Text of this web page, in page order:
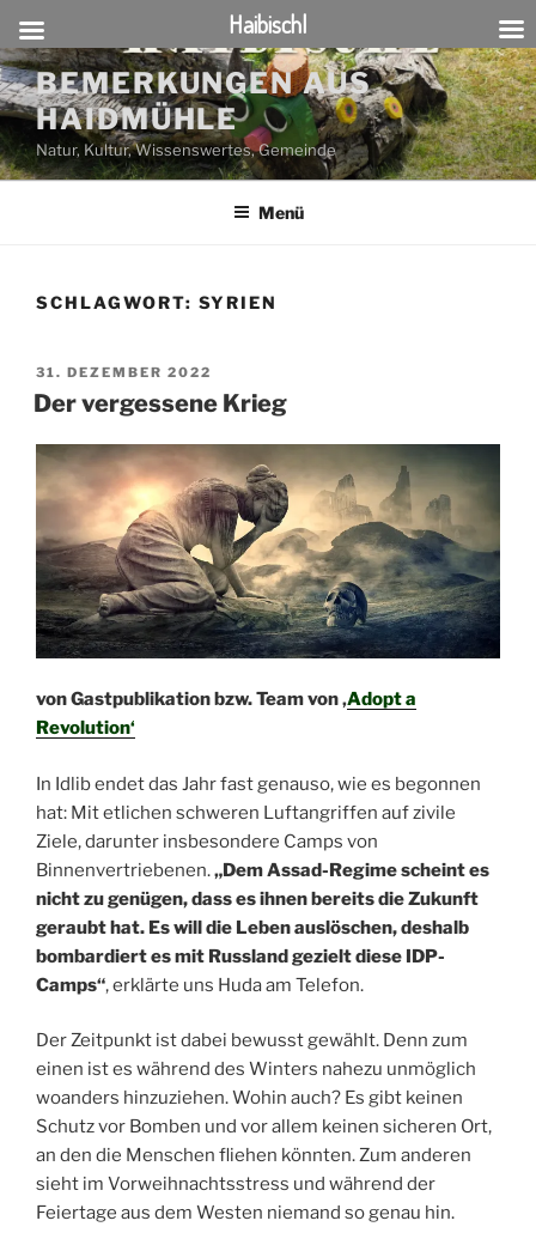
Zum
Inhalt
springen
BEMERKUNGEN AUS
HAIDMÜHLE
Natur, Kultur, Wissenswertes, Gemeinde
Menü
SCHLAGWORT: SYRIEN
VERÖFFENTLICHT
AM
31. DEZEMBER 2022
Der vergessene Krieg
von Gastpublikation bzw. Team von ‚Adopt a
Revolution‘
In Idlib endet das Jahr fast genauso, wie es begonnen
hat: Mit etlichen schweren Luftangriffen auf zivile
Ziele, darunter insbesondere Camps von
Binnenvertriebenen.„Dem Assad-Regime scheint es
nicht zu genügen, dass es ihnen bereits die Zukunft
geraubt hat. Es will die Leben auslöschen, deshalb
bombardiert es mit Russland gezielt diese IDP-
Camps“, erklärte uns Huda am Telefon.
Der Zeitpunkt ist dabei bewusst gewählt. Denn zum
einen ist es während des Winters nahezu unmöglich
woanders hinzuziehen. Wohin auch? Es gibt keinen
Schutz vor Bomben und vor allem keinen sicheren Ort,
an den die Menschen fliehen könnten. Zum anderen
sieht im Vorweihnachtsstress und während der
Feiertage aus dem Westen niemand so genau hin.
Haibischl